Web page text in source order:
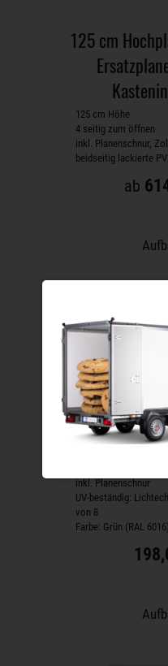
125 cm
125 cm Höhe
4 seitig zum öffnen
inkl. Planenschnur,
beidseitig lackierte
ab
3-Seiten-
für
inkl. Planenschnur
UV-beständig:
von 8
Farbe: Grün (RAL